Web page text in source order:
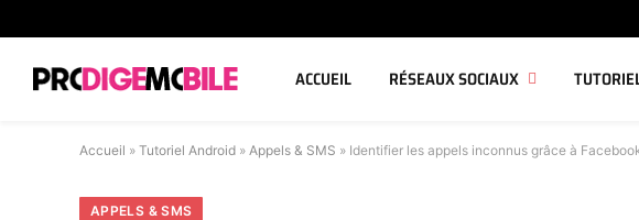
ACCUEIL RÉSEAUX SOCIAUX
Accueil » Tutoriel Android » Appels & SMS » Identifier les appels inconnus grâce à
APPELS & SMS